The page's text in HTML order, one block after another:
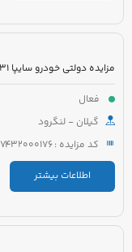
فعال
گیلان - لنگرود
کد مزایده : 5221007432000176
اطلاعات بیشتر